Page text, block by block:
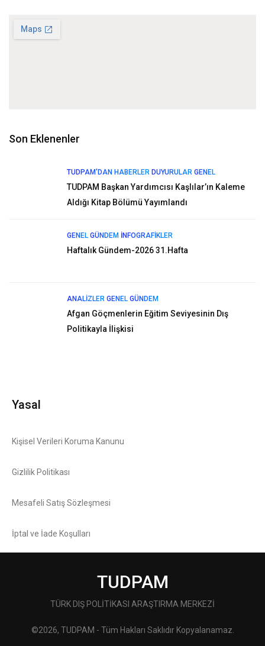
Son Eklenenler
TUDPAM'DAN HABERLER DUYURULAR GENEL
TUDPAM Başkan Yardımcısı Kaşlılar’ın Kaleme
Aldığı Kitap Bölümü Yayımlandı
GENEL GÜNDEM İNFOGRAFIKLER
Haftalık Gündem-2026 31.Hafta
ANALIZLER GENEL GÜNDEM
Afgan Göçmenlerin Eğitim Seviyesinin Dış
Politikayla İlişkisi
Yasal
Kişisel Verileri Koruma Kanunu
Gizlilik Politikası
Mesafeli Satış Sözleşmesi
İptal ve İade Koşulları
TUDPAM
TÜRK DIŞ POLİTİKASI ARAŞTIRMA MERKEZİ
©2026, TUDPAM - Tüm Hakları Saklıdır Kopyalanamaz.